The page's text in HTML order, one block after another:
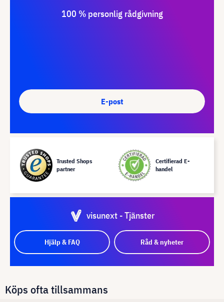
100 % personlig rådgivning
E-post
Trusted Shops
partner
Certifierad E-
handel
visunext - Tjänster
Hjälp & FAQ Råd & nyheter
Köps ofta tillsammans